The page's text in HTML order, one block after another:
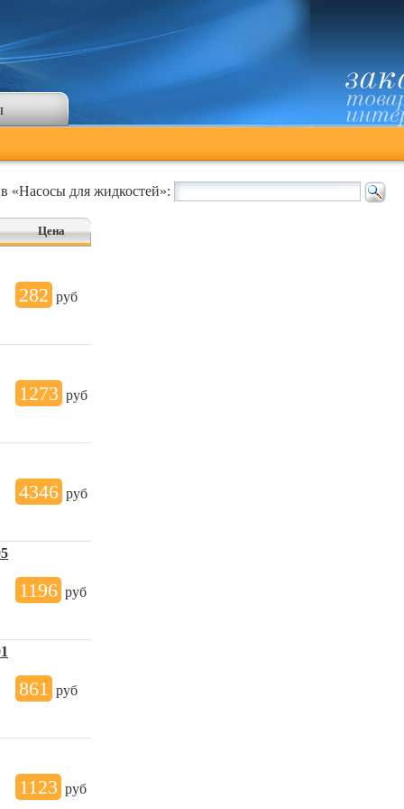
«Насосы для жидкостей»:
Цена
282 руб
1273 руб
4346 руб
1196 руб
861 руб
1123 руб